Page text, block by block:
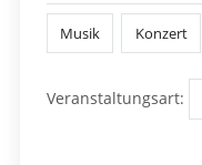
Musik Konzert
Veranstaltungsart: